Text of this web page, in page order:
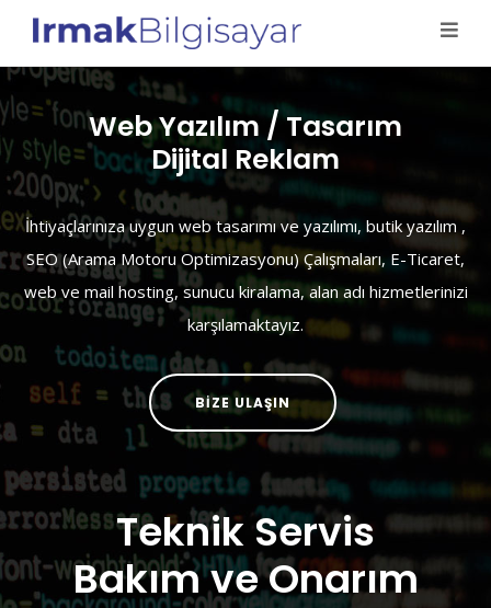
Web Yazılım / Tasarım
Dijital Reklam
İhtiyaçlarınıza uygun web tasarımı ve yazılımı, butik yazılım ,
SEO (Arama Motoru Optimizasyonu) Çalışmaları, E-Ticaret,
web ve mail hosting, sunucu kiralama, alan adı hizmetlerinizi
karşılamaktayız.
BİZE ULAŞIN
Teknik Servis
Bakım ve Onarım